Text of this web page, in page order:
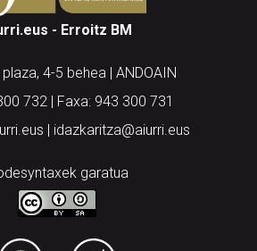
- Erroitz BM
4-5 behea | ANDOAIN
732 | Faxa: 943 300 731
| idazkaritza@aiurri.eus
garatua